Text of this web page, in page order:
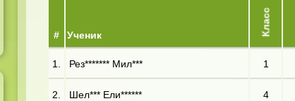
# Ученик Класс
1. Рез******* Мил*** 1
2. Шел*** Ели****** 4